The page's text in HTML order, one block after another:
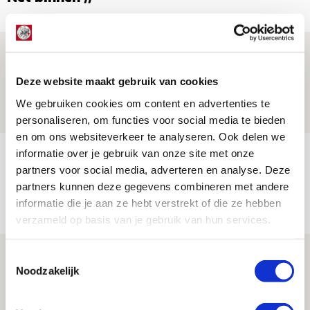
Deze website maakt gebruik van cookies
We gebruiken cookies om content en advertenties te
personaliseren, om functies voor social media te bieden
en om ons websiteverkeer te analyseren. Ook delen we
informatie over je gebruik van onze site met onze
partners voor social media, adverteren en analyse. Deze
partners kunnen deze gegevens combineren met andere
informatie die je aan ze hebt verstrekt of die ze hebben
verzameld op basis van je gebruik van hun services.
Noodzakelijk
Drie dingen die je moet weten over PEC
Zwolle - Ajax
Míchels elf: met welke formatie begin
jij aan nieuw eredivisieseizoen?
maakt Abdalla ‘geen reet’ uit